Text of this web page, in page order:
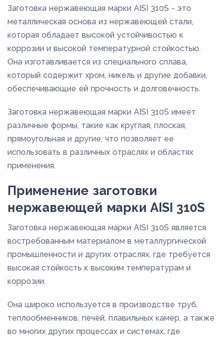
Заготовка нержавеющая марки AISI 310S - это
металлическая основа из нержавеющей стали,
которая обладает высокой устойчивостью к
коррозии и высокой температурной стойкостью.
Она изготавливается из специального сплава,
который содержит хром, никель и другие добавки,
обеспечивающие ей прочность и долговечность.
Заготовка нержавеющая марки AISI 310S имеет
различные формы, такие как круглая, плоская,
прямоугольная и другие, что позволяет ее
использовать в различных отраслях и областях
применения.
Применение заготовки
нержавеющей марки AISI 310S
Заготовка нержавеющая марки AISI 310S является
востребованным материалом в металлургической
промышленности и других отраслях, где требуется
высокая стойкость к высоким температурам и
коррозии.
Она широко используется в производстве труб,
теплообменников, печей, плавильных камер, а также
во многих других процессах и системах, где